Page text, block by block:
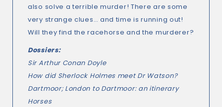
also solve a terrible murder! There are some
very strange clues… and time is running out!
Will they find the racehorse and the murderer?
Dossiers:
Sir Arthur Conan Doyle
How did Sherlock Holmes meet Dr Watson?
Dartmoor; London to Dartmoor: an itinerary
Horses